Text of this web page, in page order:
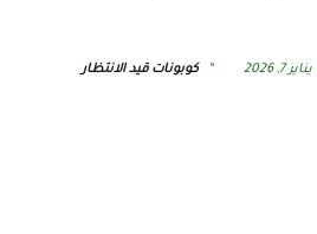
يناير 7, 2026 كوبونات قيد الانتظار